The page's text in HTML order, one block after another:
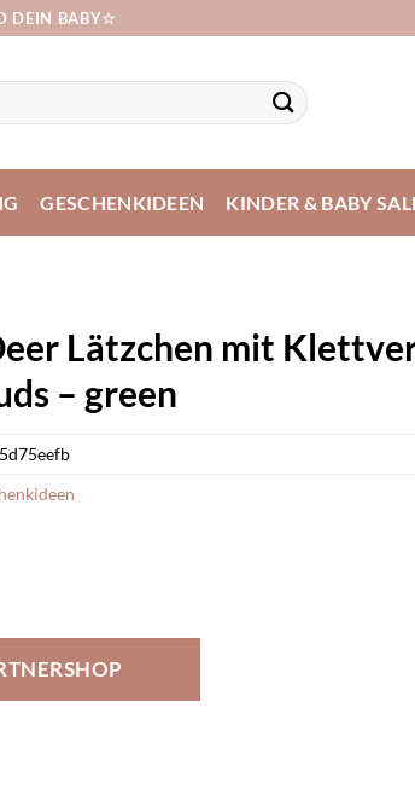
DEIN BABY☆
GESCHENKIDEEN KINDER & BABY
Lätzchen mit
– green